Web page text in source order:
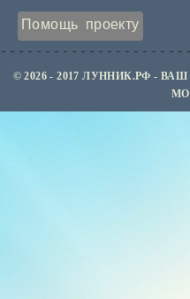
Помощь проекту
© 2026 - 2017 ЛУННИК.РФ -